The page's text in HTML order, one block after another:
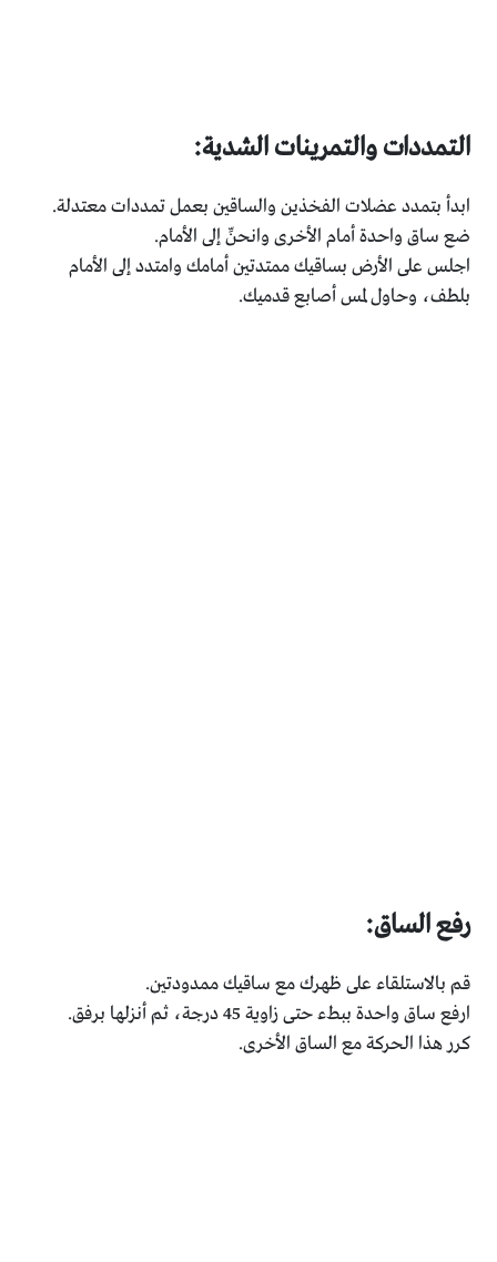
التمددات والتمرينات الشدية:
ابدأ بتمدد عضلات الفخذين والساقين بعمل تمددات معتدلة.
ضع ساق واحدة أمام الأخرى وانحنِّ إلى الأمام.
اجلس على الأرض بساقيك ممتدتين أمامك وامتدد إلى الأمام
بلطف، وحاول لمس أصابع قدميك.
رفع الساق:
قم بالاستلقاء على ظهرك مع ساقيك ممدودتين.
ارفع ساق واحدة ببطء حتى زاوية 45 درجة، ثم أنزلها برفق.
كرر هذا الحركة مع الساق الأخرى.